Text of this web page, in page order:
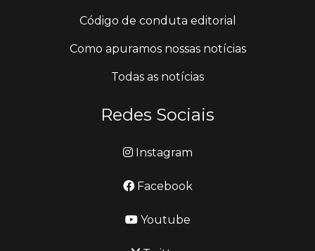
Código de conduta editorial
Como apuramos nossas notícias
Todas as notícias
Redes Sociais
Instagram
Facebook
Youtube